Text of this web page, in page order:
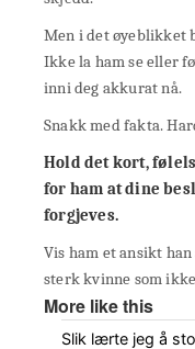
Men i det øyeblikket
Ikke la ham se eller
inni deg akkurat nå.
Snakk med fakta.
Hold det kort,
for ham at dine
forgjeves.
Vis ham et ansikt
sterk kvinne som
More like this
Slik lærte jeg å